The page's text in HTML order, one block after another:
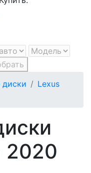
Lexus
2020